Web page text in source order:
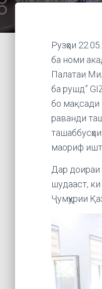
Рузҳои
ба номи
Палатаи
ба рушд”
бо мақсади
раванди
маориф
Дар доираи
шудааст,
Ҷумҳурии